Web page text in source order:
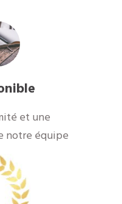
et une
notre équipe